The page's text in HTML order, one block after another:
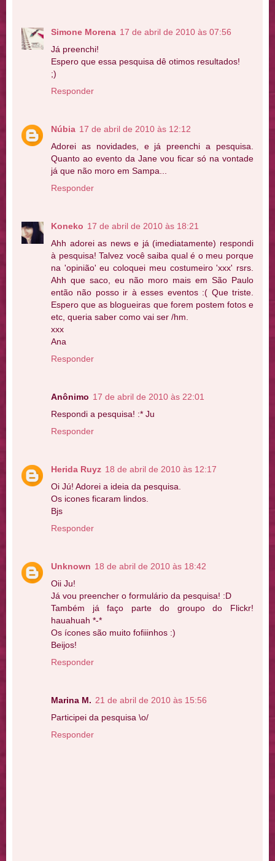
Simone Morena 17 de abril de 2010 às 07:56
Já preenchi!
Espero que essa pesquisa dê otimos resultados!
;)
Responder
Núbia 17 de abril de 2010 às 12:12
Adorei as novidades, e já preenchi a pesquisa.
Quanto ao evento da Jane vou ficar só na vontade
já que não moro em Sampa...
Responder
Koneko 17 de abril de 2010 às 18:21
Ahh adorei as news e já (imediatamente) respondi
à pesquisa! Talvez você saiba qual é o meu porque
na 'opinião' eu coloquei meu costumeiro 'xxx' rsrs.
Ahh que saco, eu não moro mais em São Paulo
então não posso ir à esses eventos :( Que triste.
Espero que as blogueiras que forem postem fotos e
etc, queria saber como vai ser /hm.
xxx
Ana
Responder
Anônimo 17 de abril de 2010 às 22:01
Respondi a pesquisa! :* Ju
Responder
Herida Ruyz 18 de abril de 2010 às 12:17
Oi Jú! Adorei a ideia da pesquisa.
Os icones ficaram lindos.
Bjs
Responder
Unknown 18 de abril de 2010 às 18:42
Oii Ju!
Já vou preencher o formulário da pesquisa! :D
Também já faço parte do groupo do Flickr!
hauahuah *-*
Os ícones são muito fofiiinhos :)
Beijos!
Responder
Marina M. 21 de abril de 2010 às 15:56
Participei da pesquisa \o/
Responder